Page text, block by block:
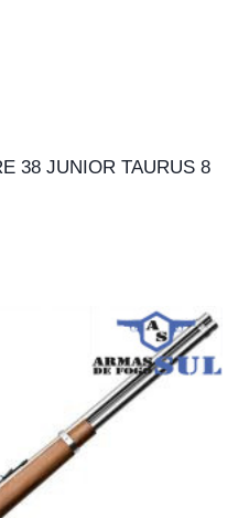
38 JUNIOR TAURUS 8